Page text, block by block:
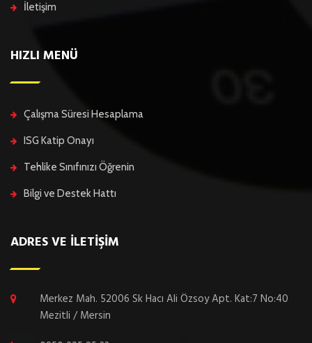
İletişim
HIZLI MENÜ
Çalışma Süresi Hesaplama
ISG Katip Onayı
Tehlike Sınıfınızı Öğrenin
Bilgi ve Destek Hattı
ADRES VE İLETİŞİM
Merkez Mah. 52006 Sk Hacı Ali Özsoy Apt. Kat:7 No:40
Mezitli / Mersin